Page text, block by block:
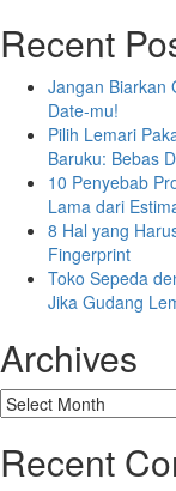
Recent
Jangan Biarkan
Date-mu!
Pilih Lemari
Baruku: Bebas
10 Penyebab
Lama dari
8 Hal yang
Fingerprint
Toko Sepeda
Jika Gudang
Archives
Archives
Recent